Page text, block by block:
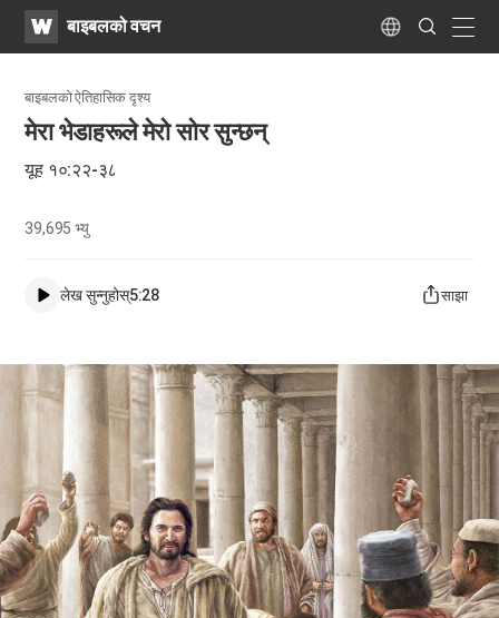
WATVबाइबलको वचन Language
Search
Submit
बाइबल​को ऐतिहासिक दृश्य
मेरा भेडाहरूले मेरो सोर सुन्छन्
यूह १०:२२-३८
39,695भ्यु
लेख सुन्नुहोस्5:28 साझा